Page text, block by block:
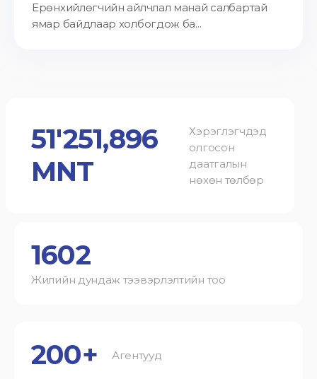
Ерөнхийлөгчийн айлчлал манай салбартай
ямар байдлаар холбогдож ба...
51'251,896
MNT
Хэрэглэгчдэд
олгосон
даатгалын
нөхөн төлбөр
1602
Жилийн дундаж тээвэрлэлтийн тоо
200+ Агентууд